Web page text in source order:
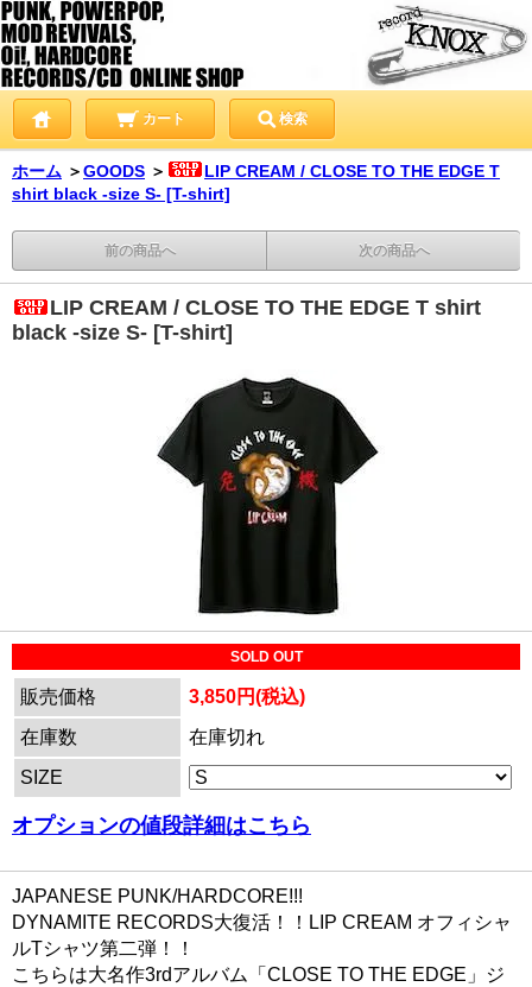
カート 検索
ホーム ＞GOODS ＞
LIP CREAM / CLOSE TO THE EDGE T
shirt black -size S- [T-shirt]
前の商品へ 次の商品へ
LIP CREAM / CLOSE TO THE EDGE T shirt
black -size S- [T-shirt]
SOLD OUT
販売価格
3,850円(税込)
在庫数
在庫切れ
SIZE
オプションの値段詳細はこちら
JAPANESE PUNK/HARDCORE!!!
DYNAMITE RECORDS大復活！！LIP CREAM オフィシャ
ルTシャツ第二弾！！
こちらは大名作3rdアルバム「CLOSE TO THE EDGE」ジ